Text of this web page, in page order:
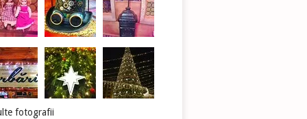
fotografii